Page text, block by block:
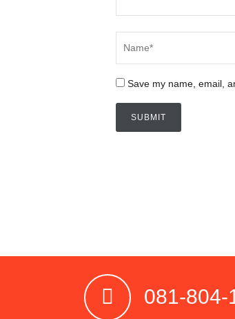
Save my name, email,
081-804-